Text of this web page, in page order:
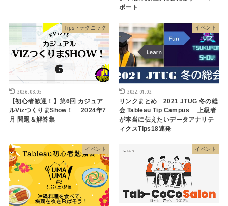
ポート
Tips・テクニック
2026.08.05
【初心者歓迎！】第6回 カジュア
ルVizつくりまShow！ 2024年7
月 問題＆解答集
イベント
2022.01.02
リンクまとめ 2021 JTUG 冬の総
会 Tableau Tip Campus 上級者
が本当に伝えたいデータアナリテ
ィクスTips18連発
イベント イベント